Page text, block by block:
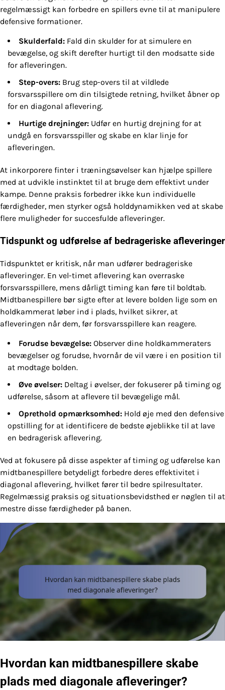
regelmæssigt kan forbedre en spillers evne til at manipulere
defensive formationer.
Skulderfald: Fald din skulder for at simulere en
bevægelse, og skift derefter hurtigt til den modsatte side
for afleveringen.
Step-overs: Brug step-overs til at vildlede
forsvarsspillere om din tilsigtede retning, hvilket åbner op
for en diagonal aflevering.
Hurtige drejninger: Udfør en hurtig drejning for at
undgå en forsvarsspiller og skabe en klar linje for
afleveringen.
At inkorporere finter i træningsøvelser kan hjælpe spillere
med at udvikle instinktet til at bruge dem effektivt under
kampe. Denne praksis forbedrer ikke kun individuelle
færdigheder, men styrker også holddynamikken ved at skabe
flere muligheder for succesfulde afleveringer.
Tidspunkt og udførelse af bedrageriske afleveringer
Tidspunktet er kritisk, når man udfører bedrageriske
afleveringer. En vel-timet aflevering kan overraske
forsvarsspillere, mens dårligt timing kan føre til boldtab.
Midtbanespillere bør sigte efter at levere bolden lige som en
holdkammerat løber ind i plads, hvilket sikrer, at
afleveringen når dem, før forsvarsspillere kan reagere.
Forudse bevægelse: Observer dine holdkammeraters
bevægelser og forudse, hvornår de vil være i en position til
at modtage bolden.
Øve øvelser: Deltag i øvelser, der fokuserer på timing og
udførelse, såsom at aflevere til bevægelige mål.
Oprethold opmærksomhed: Hold øje med den defensive
opstilling for at identificere de bedste øjeblikke til at lave
en bedragerisk aflevering.
Ved at fokusere på disse aspekter af timing og udførelse kan
midtbanespillere betydeligt forbedre deres effektivitet i
diagonal aflevering, hvilket fører til bedre spilresultater.
Regelmæssig praksis og situationsbevidsthed er nøglen til at
mestre disse færdigheder på banen.
Hvordan kan midtbanespillere skabe
plads med diagonale afleveringer?